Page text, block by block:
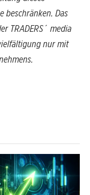
beschränken. Das
TRADERS´ media
nur mit